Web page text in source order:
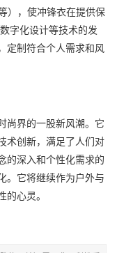
），使冲锋衣在提供保
字化设计等技术的发
定制符合个人需求和风
尚界的一股新风潮。它
术创新，满足了人们对
的深入和个性化需求的
。它将继续作为户外与
的心灵。